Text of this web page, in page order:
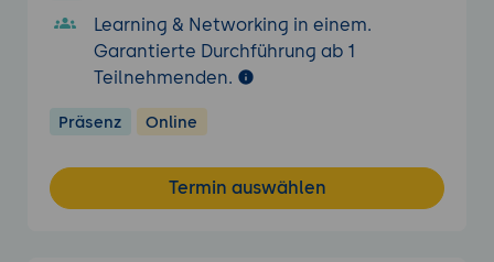
Learning & Networking in einem.
Garantierte Durchführung ab 1
Teilnehmenden.
Präsenz Online
Termin auswählen